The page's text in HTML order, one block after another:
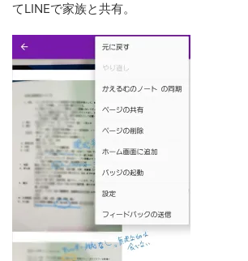
てLINEで家族と共有。